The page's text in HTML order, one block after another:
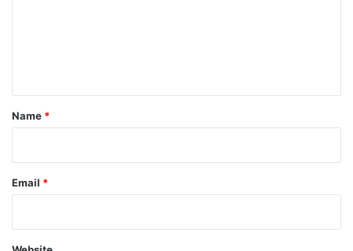
*
Name *
Email *